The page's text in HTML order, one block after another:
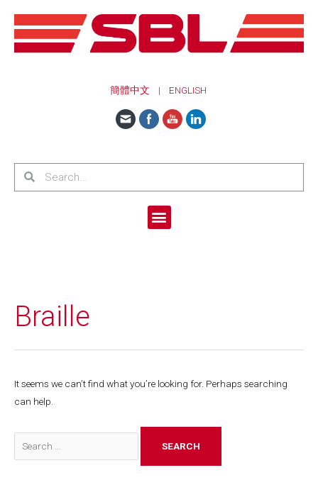
簡體中文 | ENGLISH
Braille
It seems we can’t find what you’re looking for. Perhaps searching
can help.